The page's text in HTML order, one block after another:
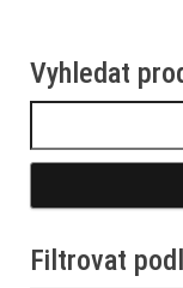
Vyhledat
Filtrovat